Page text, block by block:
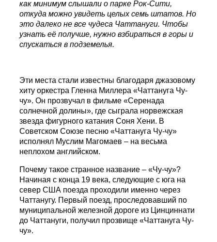
как минимум слышали о парке Рок-Сити,
откуда можно увидеть целых семь штатов. Но
это далеко не все чудеса Чаттануги. Чтобы
узнать её получше, нужно взбираться в горы и
спускаться в подземелья.
Эти места стали известны благодаря джазовому
хиту оркестра Гленна Миллера «Чаттануга Чу-
чу». Он прозвучал в фильме «Серенада
солнечной долины», где сыграла норвежская
звезда фигурного катания Соня Хени. В
Советском Союзе песню «Чаттануга Чу-чу»
исполнял Муслим Магомаев – на весьма
неплохом английском.
Почему такое странное название – «Чу-чу»?
Начиная с конца 19 века, следующие с юга на
север США поезда проходили именно через
Чаттанугу. Первый поезд, проследовавший по
муниципальной железной дороге из Цинциннати
до Чаттануги, получил прозвище «Чаттануга Чу-
чу».